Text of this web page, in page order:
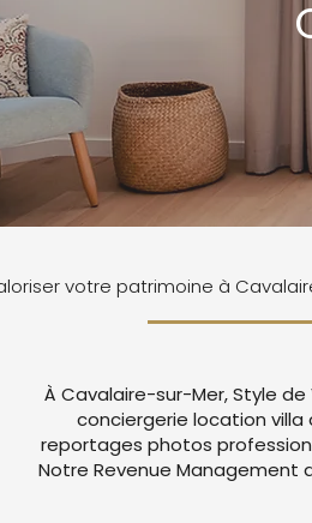
votre patrimoine à
À Cavalaire-sur-Mer, Style
conciergerie location
reportages photos
Notre Revenue